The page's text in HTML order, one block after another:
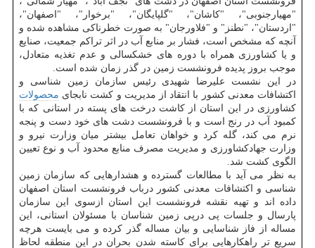
"مهیارجنوبی"، "کاشان"، "گلپایگان"، "برخوار"، "اصفهان"،
"اردستان"، "نطنز" و "فلاورجان" به صورت خطرناکی مشاهده شده و
آنچه که مشخص است، فشار بر منابع آب در اثر تراکم جمعیت، صنایع
و یا کشاورزی همراه با دوره های خشکسالی و عدم تغذیه متعادل،
موجب بروز پدیده فرونشست زمین در گذر زمان شده است.
در این نشست علیرضا شهیدی رئیس سازمان زمین شناسی و
اکتشافات معدنی کشور با انتقاد از مدیریت و کشت نابجای محصولات
کشاورزی در این استان از کاشت درخت های پسته در استانی که با
کمبود آب در رنج است و با فرونشست دشت های خود دست و پنجه
نرم می کند، گله کرد و خواهان تعامل بیشتر میان وزارت نیرو و
وزارت جهادکشاورزی و مدیریت مصرف منابع محدود آب و نوع تعیین
الگوی کشت شد.
به نظر می آید با مطالعات گسترده و هشدارهایی که سازمان زمین
شناسی و اکتشافات معدنی کشور درباب فرونشست استان اصفهان
داده اند و تهیه نقشه فرونشست این استان ازسوی این سازمان
پارسال و جلسات پی درپی زمین شناسان با مسئولان استانی، این
مساله از فاز شناسایی و بیان مساله گذر کرده و می بایست هرچه
سریع تر راهکارهایی برای کاسته شدن بحران در این منطقه لحاظ